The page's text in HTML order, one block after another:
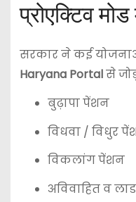
प्रोएक्टिव
सरकार ने कई
Haryana Portalसे
बुढ़ापा पेंशन
विधवा / विधुर
विकलांग पेंशन
अविवाहित व